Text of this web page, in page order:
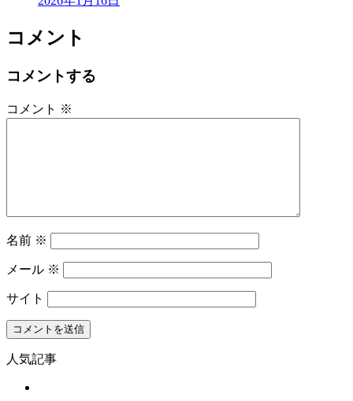
コメント
コメントする
コメント ※
名前 ※
メール ※
サイト
人気記事